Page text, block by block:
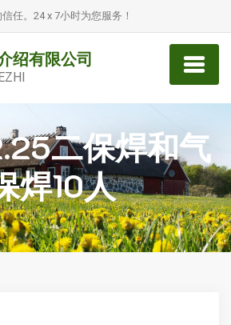
任。24 x 7小时为您服务！
绍有限公司
二保焊和气
焊10人